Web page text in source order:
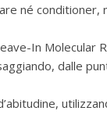
né
In Molecular
dalle